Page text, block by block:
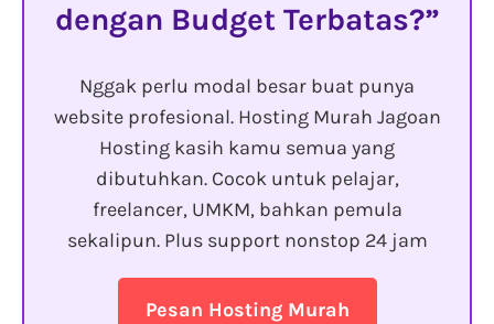
dengan Budget Terbatas?
Nggak perlu modal besar buat punya
website profesional. Hosting Murah Jagoan
Hosting kasih kamu semua yang
dibutuhkan. Cocok untuk pelajar,
freelancer, UMKM, bahkan pemula
sekalipun. Plus support nonstop 24 jam
Pesan Hosting Murah